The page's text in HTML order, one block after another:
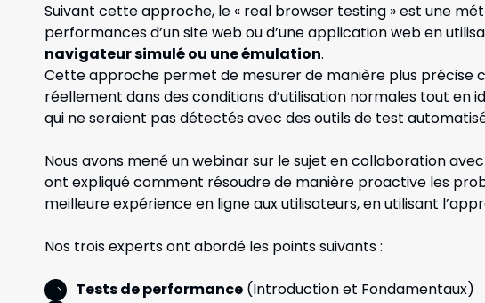
Suivant cette approche, le « real browser testing » est une
performances d’un site web ou d’une application web en
navigateur simulé ou une émulation.
Cette approche permet de mesurer de manière plus précise
réellement dans des conditions d’utilisation normales tout
qui ne seraient pas détectés avec des outils de test
Nous avons mené un webinar sur le sujet en collaboration
ont expliqué comment résoudre de manière proactive les
meilleure expérience en ligne aux utilisateurs, en utilisant
Nos trois experts ont abordé les points suivants :
Tests de performance (Introduction et Fondamentaux)